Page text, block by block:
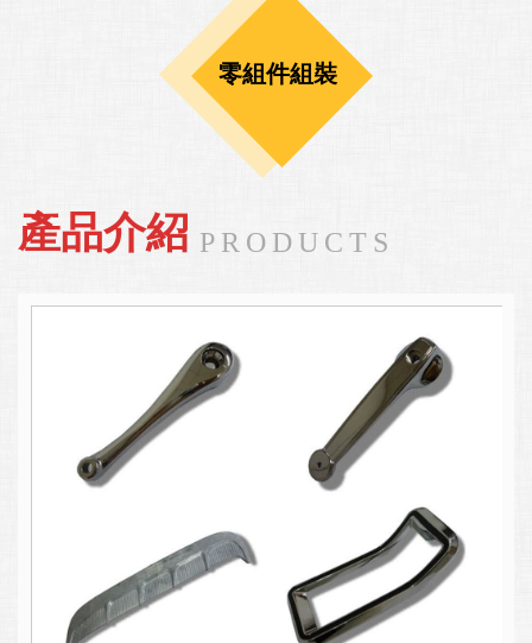
零組件組裝
產品介紹 PRODUCTS